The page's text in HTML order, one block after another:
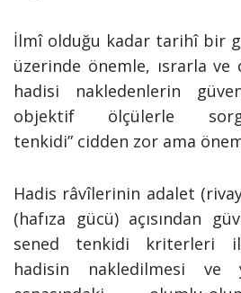
İlmî olduğu kadar tarihî bir
üzerinde önemle, ısrarla
hadisi nakledenlerin
objektif ölçülerle
tenkidi” cidden zor ama
Hadis râvîlerinin adalet
(hafıza gücü) açısından
sened tenkidi kriterleri
hadisin nakledilmesi ve